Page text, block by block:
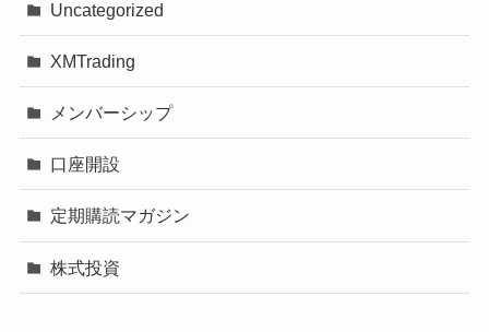
Uncategorized
XMTrading
メンバーシップ
口座開設
定期購読マガジン
株式投資